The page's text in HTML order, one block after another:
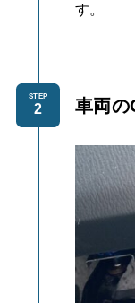
す。
STEP 車両の